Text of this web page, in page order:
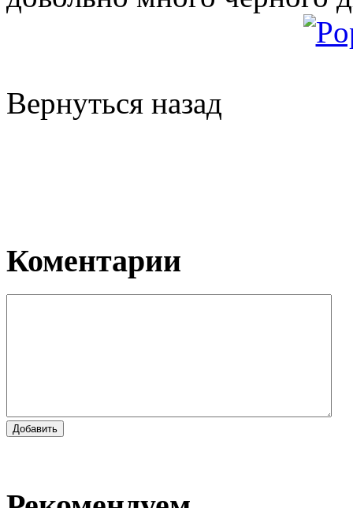
Вернуться назад
Коментарии
Добавить